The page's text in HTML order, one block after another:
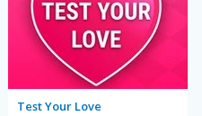
Test Your Love